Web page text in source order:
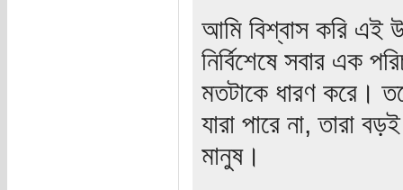
আমি বিশ্বাস করি এই
নির্বিশেষে সবার এক
মতটাকে ধারণ করে।
যারা পারে না, তারা
মানুষ।